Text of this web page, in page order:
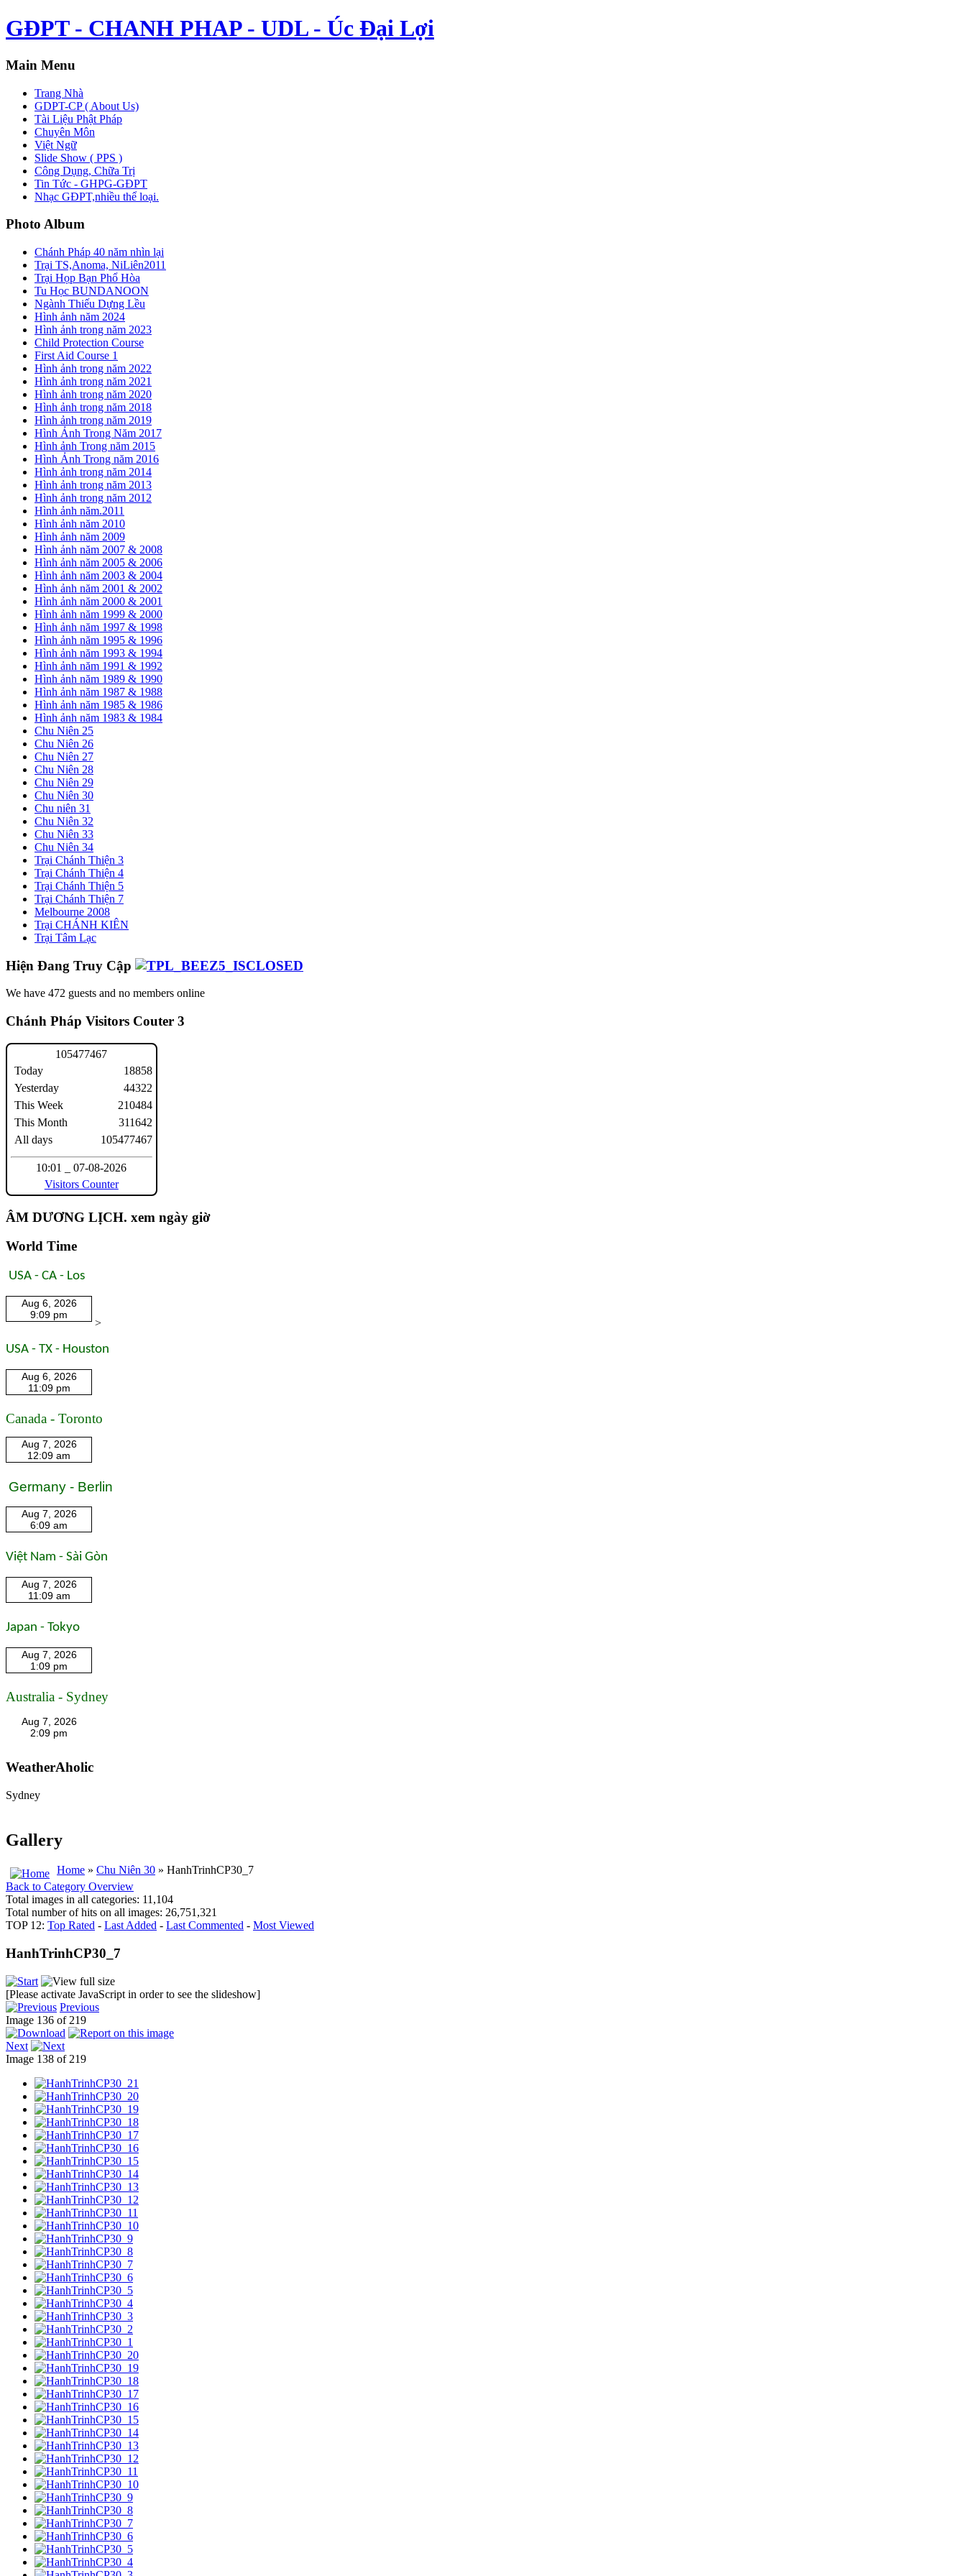
GĐPT - CHANH PHAP - UDL - Úc Đại Lợi
Main Menu
Trang Nhà
GDPT-CP ( About Us)
Tài Liệu Phật Pháp
Chuyên Môn
Việt Ngữ
Slide Show ( PPS )
Công Dụng, Chữa Trị
Tin Tức - GHPG-GĐPT
Nhạc GĐPT,nhiều thể loại.
Photo Album
Chánh Pháp 40 năm nhìn lại
Trại TS,Anoma, NiLiên2011
Trại Họp Bạn Phổ Hòa
Tu Học BUNDANOON
Ngành Thiếu Dựng Lều
Hình ảnh năm 2024
Hình ảnh trong năm 2023
Child Protection Course
First Aid Course 1
Hình ảnh trong năm 2022
Hình ảnh trong năm 2021
Hình ảnh trong năm 2020
Hình ảnh trong năm 2018
Hình ảnh trong năm 2019
Hình Ảnh Trong Năm 2017
Hình ảnh Trong năm 2015
Hình Ảnh Trong năm 2016
Hình ảnh trong năm 2014
Hình ảnh trong năm 2013
Hình ảnh trong năm 2012
Hình ảnh năm.2011
Hình ảnh năm 2010
Hình ảnh năm 2009
Hình ảnh năm 2007 & 2008
Hình ảnh năm 2005 & 2006
Hình ảnh năm 2003 & 2004
Hình ảnh năm 2001 & 2002
Hình ảnh năm 2000 & 2001
Hình ảnh năm 1999 & 2000
Hình ảnh năm 1997 & 1998
Hình ảnh năm 1995 & 1996
Hình ảnh năm 1993 & 1994
Hình ảnh năm 1991 & 1992
Hình ảnh năm 1989 & 1990
Hình ảnh năm 1987 & 1988
Hình ảnh năm 1985 & 1986
Hình ảnh năm 1983 & 1984
Chu Niên 25
Chu Niên 26
Chu Niên 27
Chu Niên 28
Chu Niên 29
Chu Niên 30
Chu niên 31
Chu Niên 32
Chu Niên 33
Chu Niên 34
Trại Chánh Thiện 3
Trại Chánh Thiện 4
Trại Chánh Thiện 5
Trại Chánh Thiện 7
Melbourne 2008
Trại CHÁNH KIÊN
Trại Tâm Lạc
Hiện Đang Truy Cập
We have 472 guests and no members online
Chánh Pháp Visitors Couter 3
105477467
Today
Yesterday
This Week
This Month
All days
18858
44322
210484
311642
105477467
10:01 _ 07-08-2026
Visitors Counter
ÂM DƯƠNG LỊCH. xem ngày giờ
World Time
USA - CA - Los
>
USA - TX - Houston
Canada - Toronto
Germany - Berlin
Việt Nam - Sài Gòn
Japan - Tokyo
Australia - Sydney
WeatherAholic
Sydney
Gallery
Home » Chu Niên 30 » HanhTrinhCP30_7
Back to Category Overview
Total images in all categories: 11,104
Total number of hits on all images: 26,751,321
TOP 12: Top Rated - Last Added - Last Commented - Most Viewed
HanhTrinhCP30_7
[Please activate JavaScript in order to see the slideshow]
Previous
Image 136 of 219
Next
Image 138 of 219